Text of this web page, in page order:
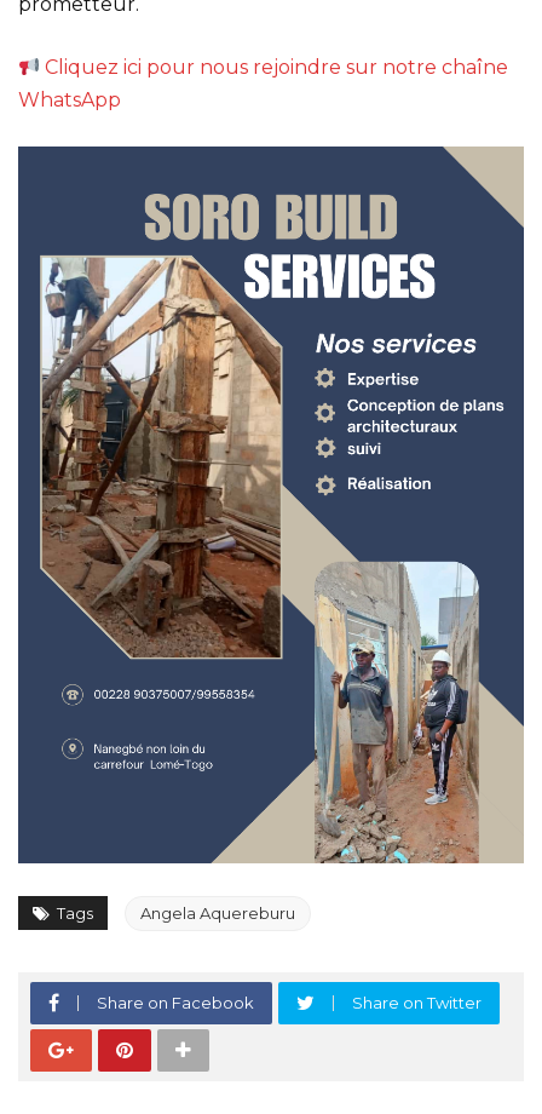
prometteur.
Cliquez ici pour nous rejoindre sur notre chaîne
WhatsApp
Tags Angela Aquereburu
Share on Facebook Share on Twitter